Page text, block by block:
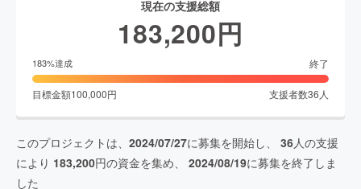
現在の支援総額
183,200円
183%達成 終了
目標金額100,000円 支援者数36 人
このプロジェクトは、 2024/07/27に募集を開始し、 36人の支援
により 183,200円の資金を集め、 2024/08/19に募集を終了しま
した